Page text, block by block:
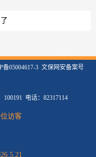
05004617-3 文保网安备案号
电话：82317114
位访客
.5.21